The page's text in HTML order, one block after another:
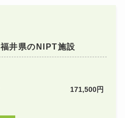
福井県のNIPT施設
171,500円